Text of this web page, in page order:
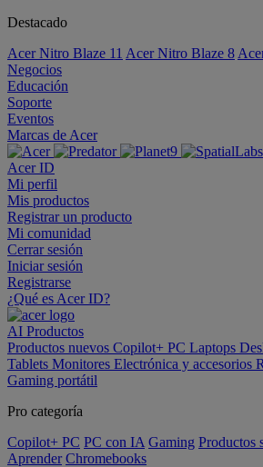
Destacado
Acer Nitro Blaze 11 Acer Nitro Blaze 8
Negocios
Educación
Soporte
Eventos
Marcas de Acer
Acer ID
Mi perfil
Mis productos
Registrar un producto
Mi comunidad
Cerrar sesión
Iniciar sesión
Registrarse
¿Qué es Acer ID?
AI Productos
Productos nuevos Copilot+ PC Laptops
Tablets Monitores Electrónica y accesorios
Gaming portátil
Pro categoría
Copilot+ PC PC con IA Gaming Productos
Aprender Chromebooks